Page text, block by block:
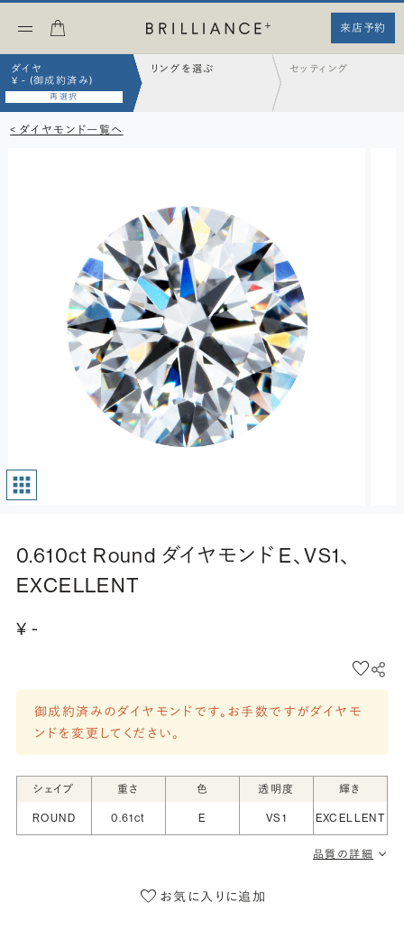
来店予約
ダイヤ
¥ - (御成約済み)
再選択
リングを選ぶ セッティング
< ダイヤモンド一覧へ
0.610ct Round ダイヤモンド E、VS1、
EXCELLENT
¥ -
御成約済みのダイヤモンドです。お手数ですがダイヤモ
ンドを変更してください。
シェイプ 重さ 色 透明度 輝き
ROUND 0.61ct E VS1 EXCELLENT
品質の詳細
お気に入りに追加